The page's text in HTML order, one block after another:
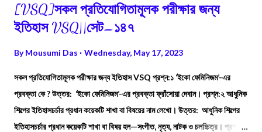
[VSQ]সকল প্রতিযোগিতামূলক পরীক্ষার জন্য
ইতিহাস VSQ||সেট–১৪৭
ByMousumi Das Wednesday, May 17, 2023
সকল প্রতিযোগিতামূলক পরীক্ষার জন্য ইতিহাস VSQ প্রশ্ন:১ ‘ইকো ফেমিনিজম’-এর
প্রবক্তা কে ? উত্তর: ‘ইকো ফেমিনিজম’-এর প্রবক্তা ফ্রাঁসোয়া দেবান। প্রশ্ন:২ আধুনিক
শিল্পের ইতিহাসচর্চার প্রধান কয়েকটি শাখা বা বিষয়ের নাম লেখো। উত্তর: আধুনিক শিল্পের
ইতিহাসচর্চার প্রধান কয়েকটি শাখা বা বিষয় হল—সংগীত, নৃত্য, নাটক ও চলচ্চিত্র। প্রশ্ন:৩